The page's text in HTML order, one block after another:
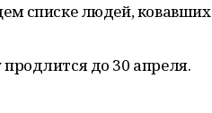
списке людей,
продлится до 30 апреля.